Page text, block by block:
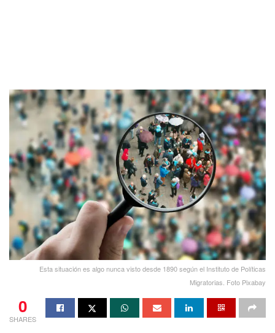
Esta situación es algo nunca visto desde 1890 según el Instituto de Políticas
Migratorias. Foto Pixabay
0
SHARES